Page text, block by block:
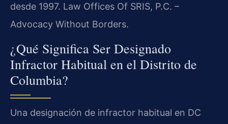
desde 1997. Law Offices Of SRIS, P.C. –
Advocacy Without Borders.
¿Qué Significa Ser Designado
Infractor Habitual en el Distrito de
Columbia?
Una designación de infractor habitual en DC